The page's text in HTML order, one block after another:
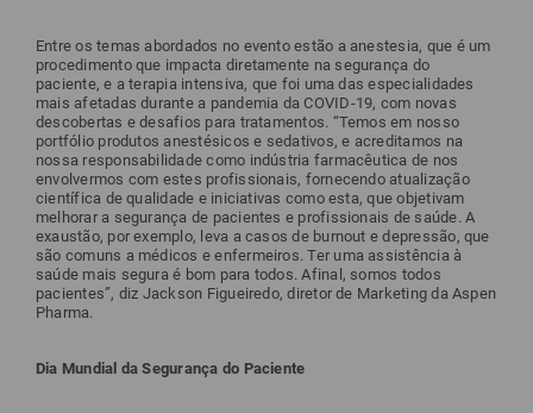
Entre os temas abordados no evento estão a anestesia, que é um
procedimento que impacta diretamente na segurança do
paciente, e a terapia intensiva, que foi uma das especialidades
mais afetadas durante a pandemia da COVID-19, com novas
descobertas e desafios para tratamentos. “Temos em nosso
portfólio produtos anestésicos e sedativos, e acreditamos na
nossa responsabilidade como indústria farmacêutica de nos
envolvermos com estes profissionais, fornecendo atualização
científica de qualidade e iniciativas como esta, que objetivam
melhorar a segurança de pacientes e profissionais de saúde. A
exaustão, por exemplo, leva a casos de burnout e depressão, que
são comuns a médicos e enfermeiros. Ter uma assistência à
saúde mais segura é bom para todos. Afinal, somos todos
pacientes”, diz Jackson Figueiredo, diretor de Marketing da Aspen
Pharma.
Dia Mundial da Segurança do Paciente